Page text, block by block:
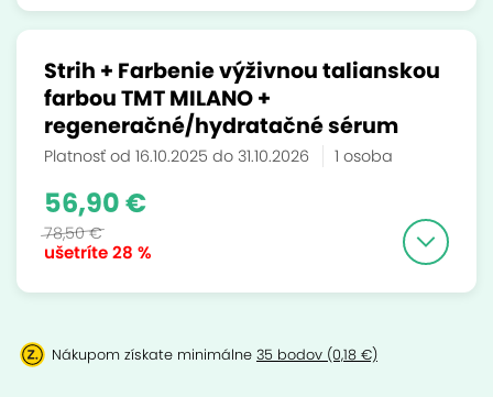
Strih + Farbenie výživnou talianskou
farbou TMT MILANO +
regeneračné/hydratačné sérum
Platnosť od 16.10.2025 do 31.10.2026 1 osoba
ušetríte28 %
56,90 €
78,50 €
Nákupom získate minimálne 35 bodov (0,18 €)